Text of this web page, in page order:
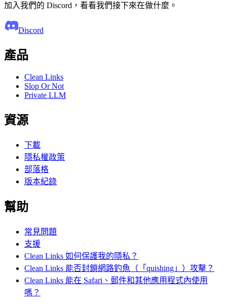
加入我們的 Discord，看看我們接下來在做什麼。
Discord
產品
Clean Links
Slop Or Not
Private LLM
資源
下載
隱私權政策
部落格
版本紀錄
幫助
常見問題
支援
Clean Links 如何保護我的隱私？
Clean Links 能否封鎖網路釣魚（「quishing」）攻擊？
Clean Links 能在 Safari、郵件和其他應用程式內使用
嗎？